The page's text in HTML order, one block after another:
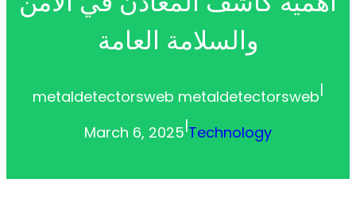
والسلامة العامة
metaldetectorsweb metaldetectorsweb|
March 6, 2025|Technology